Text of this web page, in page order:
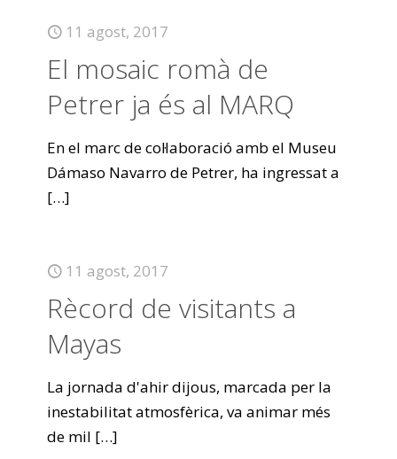
11 agost, 2017
El mosaic romà de
Petrer ja és al MARQ
En el marc de col·laboració amb el Museu
Dámaso Navarro de Petrer, ha ingressat a
[…]
11 agost, 2017
Rècord de visitants a
Mayas
La jornada d'ahir dijous, marcada per la
inestabilitat atmosfèrica, va animar més
de mil […]